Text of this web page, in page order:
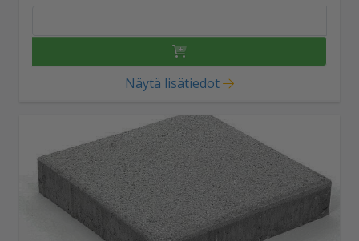
Näytä lisätiedot